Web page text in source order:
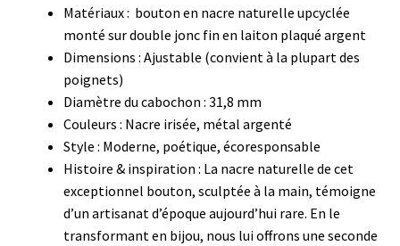
Matériaux : bouton en nacre naturelle upcyclée
monté sur double jonc fin en laiton plaqué argent
Dimensions : Ajustable (convient à la plupart des
poignets)
Diamètre du cabochon : 31,8 mm
Couleurs : Nacre irisée, métal argenté
Style : Moderne, poétique, écoresponsable
Histoire & inspiration : La nacre naturelle de cet
exceptionnel bouton, sculptée à la main, témoigne
d’un artisanat d’époque aujourd’hui rare. En le
transformant en bijou, nous lui offrons une seconde